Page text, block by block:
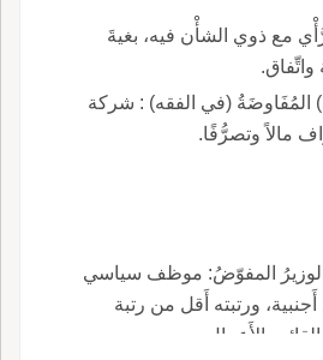
مع ذوي الشأْن فيه، بغيةَ
المُفَاوضَةُ (في الفقه) : شركة
مالاً وتصرُّفًا.
المفوّضُ: موظف سياسي
ورتبته أَقل من رتبة
بالأَعمال.